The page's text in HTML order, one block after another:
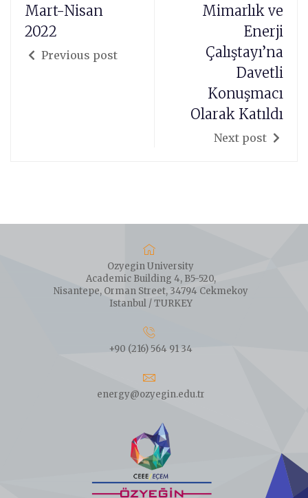
Mart-Nisan
2022
Previous post
Mimarlık ve
Enerji
Çalıştayı’na
Davetli
Konuşmacı
Olarak Katıldı
Next post
Ozyegin University
Academic Building 4, B5-520,
Nisantepe, Orman Street, 34794 Cekmekoy
Istanbul / TURKEY
+90 (216) 564 91 34
energy@ozyegin.edu.tr